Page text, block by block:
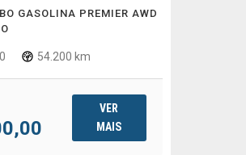
GASOLINA PREMIER AWD
54.200 km
VER
MAIS